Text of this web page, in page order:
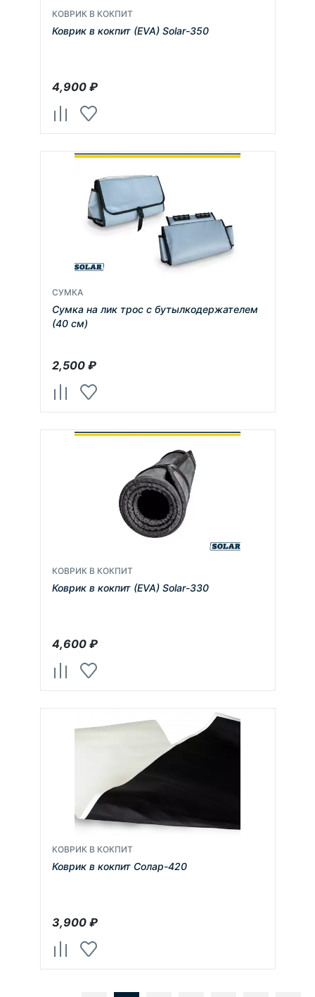
КОВРИК В КОКПИТ
Коврик в кокпит (EVA) Solar-350
4,900₽
СУМКА
Сумка на лик трос с бутылкодержателем
(40 см)
2,500₽
КОВРИК В КОКПИТ
Коврик в кокпит (EVA) Solar-330
4,600₽
КОВРИК В КОКПИТ
Коврик в кокпит Солар-420
3,900₽